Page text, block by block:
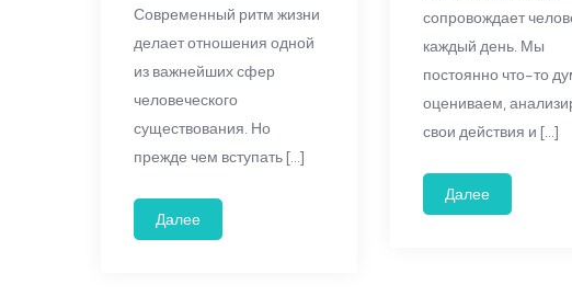
Современный ритм жизни
делает отношения одной
из важнейших сфер
человеческого
существования. Но
прежде чем вступать […]
Далее
сопровождает
каждый день. Мы
постоянно что-то
оцениваем,
свои действия и […]
Далее